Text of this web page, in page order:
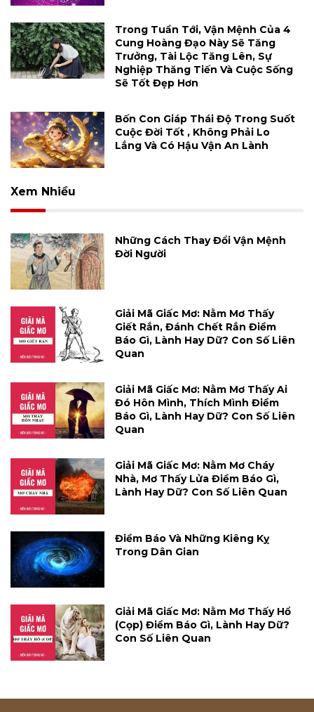
Trong Tuần Tới, Vận Mệnh Của 4
Cung Hoàng Đạo Này Sẽ Tăng
Trưởng, Tài Lộc Tăng Lên, Sự
Nghiệp Thăng Tiến Và Cuộc Sống
Sẽ Tốt Đẹp Hơn
Bốn Con Giáp Thái Độ Trong Suốt
Cuộc Đời Tốt , Không Phải Lo
Lắng Và Có Hậu Vận An Lành
Xem Nhiều
Những Cách Thay Đổi Vận Mệnh
Đời Người
Giải Mã Giấc Mơ: Nằm Mơ Thấy
Giết Rắn, Đánh Chết Rắn Điềm
Báo Gì, Lành Hay Dữ? Con Số Liên
Quan
Giải Mã Giấc Mơ: Nằm Mơ Thấy Ai
Đó Hôn Mình, Thích Mình Điềm
Báo Gì, Lành Hay Dữ? Con Số Liên
Quan
Giải Mã Giấc Mơ: Nằm Mơ Cháy
Nhà, Mơ Thấy Lửa Điềm Báo Gì,
Lành Hay Dữ? Con Số Liên Quan
Điềm Báo Và Những Kiêng Kỵ
Trong Dân Gian
Giải Mã Giấc Mơ: Nằm Mơ Thấy Hổ
(cọp) Điềm Báo Gì, Lành Hay Dữ?
Con Số Liên Quan